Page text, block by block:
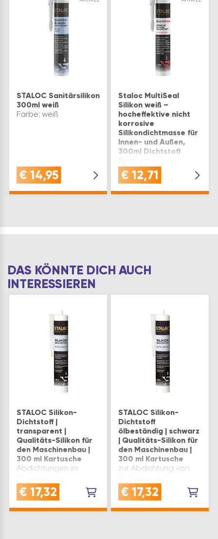
STALOC Sanitärsilikon
300ml weiß
Farbe: weiß
€ 14,95
Staloc MultiSeal
Silikon weiß –
hocheffektive nicht
korrosive
Silikondichtmasse für
Innen- und Außen,
300ml Dichtstoff
Farbe: weiß
€ 12,71
DAS KÖNNTE DICH AUCH
INTERESSIEREN
STALOC Silikon-
Dichtstoff |
transparent |
Qualitäts-Silikon für
den Maschinenbau |
300 ml Kartusche
Abdichtungen im
Apparate- und
Getriebebau sowie in
€ 17,32
STALOC Silikon-
Dichtstoff
ölbeständig | schwarz
| Qualitäts-Silikon für
den Maschinenbau |
300 ml Kartusche
zur Abdichtung von
Gehäusen in der
Automobil- und
€ 17,32